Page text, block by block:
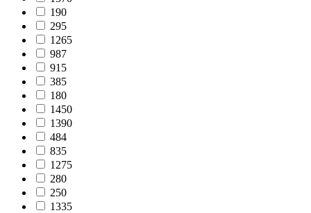
190
295
1265
987
915
385
180
1450
1390
484
835
1275
280
250
1335